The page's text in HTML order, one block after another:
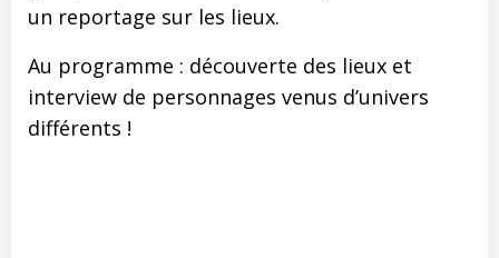
un reportage sur les lieux.
Au programme : découverte des lieux et
interview de personnages venus d’univers
différents !